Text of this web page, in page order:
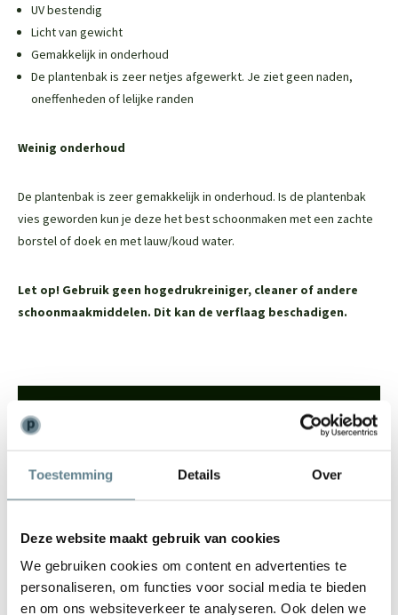
Toestemming Details Over
Deze website maakt gebruik van cookies
We gebruiken cookies om content en advertenties te
personaliseren, om functies voor social media te bieden
en om ons websiteverkeer te analyseren. Ook delen we
UV bestendig
Licht van gewicht
Gemakkelijk in onderhoud
De plantenbak is zeer netjes afgewerkt. Je ziet geen naden,
oneffenheden of lelijke randen
Weinig onderhoud
De plantenbak is zeer gemakkelijk in onderhoud. Is de plantenbak
vies geworden kun je deze het best schoonmaken met een zachte
borstel of doek en met lauw/koud water.
Let op! Gebruik geen hogedrukreiniger, cleaner of andere
schoonmaakmiddelen. Dit kan de verflaag beschadigen.
team!
Start chat
Mailinfo@polyesterplantenbakken.nl
Whatsapp0344-228104